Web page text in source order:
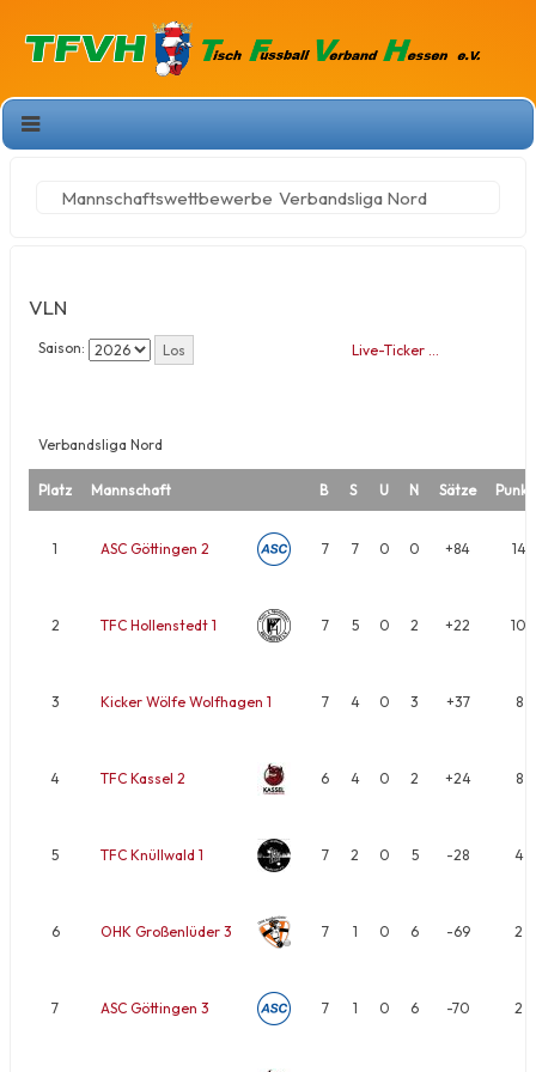
Mannschaftswettbewerbe Verbandsliga Nord
VLN
Saison: Live-Ticker …
Verbandsliga Nord
Platz Mannschaft B S U N Sätze
1 ASC Göttingen 2 7 7 0 0 +84 14
2 TFC Hollenstedt 1 7 5 0 2 +22 10
3 Kicker Wölfe Wolfhagen 1 7 4 0 3 +37 8
4 TFC Kassel 2 6 4 0 2 +24 8
5 TFC Knüllwald 1 7 2 0 5 -28 4
6 OHK Großenlüder 3 7 1 0 6 -69 2
7 ASC Göttingen 3 7 1 0 6 -70 2